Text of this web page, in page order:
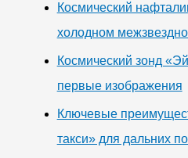
Космический
холодном
Космический зонд
первые изображения
Ключевые
такси» для дальних